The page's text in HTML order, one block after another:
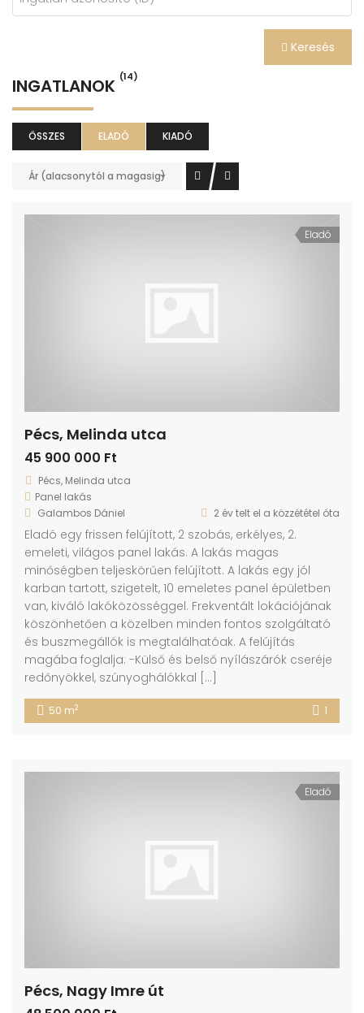
Keresés
INGATLANOK (14)
ÖSSZES ELADÓ KIADÓ
Ár (alacsonytól a magasig)
Eladó
Pécs, Melinda utca
45 900 000 Ft
Pécs, Melinda utca
Panel lakás
Galambos Dániel
2 év telt el a közzététel óta
Eladó egy frissen felújított, 2 szobás, erkélyes, 2.
emeleti, világos panel lakás. A lakás magas
minőségben teljeskörűen felújított. A lakás egy jól
karban tartott, szigetelt, 10 emeletes panel épületben
van, kiváló lakóközösséggel. Frekventált lokációjának
köszönhetően a közelben minden fontos szolgáltató
és buszmegállók is megtalálhatóak. A felújítás
magába foglalja: -Külső és belső nyílászárók cseréje
redőnyökkel, szúnyoghálókkal […]
50 m2 1
Eladó
Pécs, Nagy Imre út